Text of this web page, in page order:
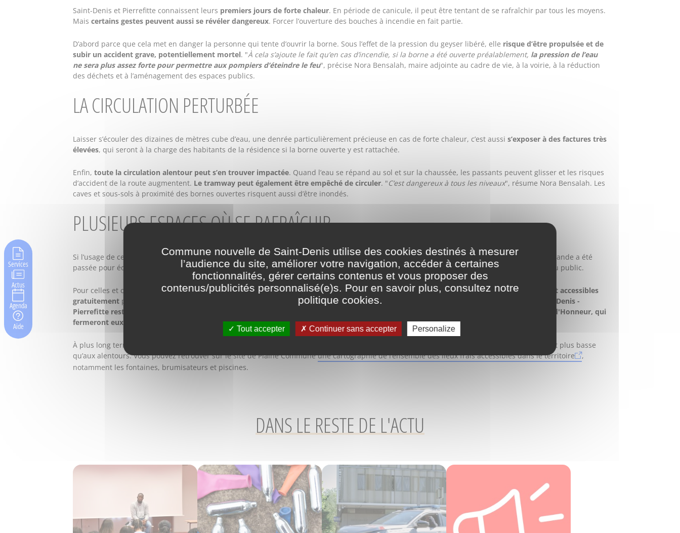
Services
Actus
Agenda
Aide
Saint-Denis et Pierrefitte connaissent leurs premiers jours de forte chaleur. En période de canicule, il peut être tentant de se rafraîchir par tous les moyens.
Mais certains gestes peuvent aussi se révéler dangereux. Forcer l’ouverture des bouches à incendie en fait partie.
D’abord parce que cela met en danger la personne qui tente d’ouvrir la borne. Sous l’effet de la pression du geyser libéré, elle risque d’être propulsée et de
subir un accident grave, potentiellement mortel. "À cela s’ajoute le fait qu’en cas d’incendie, si la borne a été ouverte préalablement, la pression de l’eau
ne sera plus assez forte pour permettre aux pompiers d’éteindre le feu", précise Nora Bensalah, maire adjointe au cadre de vie, à la voirie, à la réduction
des déchets et à l’aménagement des espaces publics.
LA CIRCULATION PERTURBÉE
Laisser s’écouler des dizaines de mètres cube d’eau, une denrée particulièrement précieuse en cas de forte chaleur, c’est aussi s’exposer à des factures très
élevées, qui seront à la charge des habitants de la résidence si la borne ouverte y est rattachée.
Enfin, toute la circulation alentour peut s’en trouver impactée. Quand l’eau se répand au sol et sur la chaussée, les passants peuvent glisser et les risques
d’accident de la route augmentent. Le tramway peut également être empêché de circuler. "C’est dangereux à tous les niveaux", résume Nora Bensalah. Les
caves et sous-sols à proximité des bornes ouvertes risquent aussi d’être inondés.
PLUSIEURS ESPACES OÙ SE RAFRAÎCHIR
Si l’usage de ces bornes doit être strictement réservé aux cas d’incendies,la Ville travaille à proposer des moyens de se rafraîchir. Une commande a été
passée pour équiper Saint-Denis – Pierrefitte ennouveaux ventilateurs, brumisateurs, climatiseursqui serviront dans les lieux accueillant du public.
Pour celles et ceux qui souhaitent se baigner,les piscines municipales La Baleine à Saint-Denis et Claire-Supiot à Pierrefitte sont ouvertes et accessibles
gratuitement pour l'ensemble des habitantes et habitants jusqu'au lundi 22 juin inclus. Sur la même période,
l'ensemble des parcs de Saint-Denis -
Pierrefitte resteront ouverts 24h/24
le parc Madeleine-Riffaud-Marcel-Cachin et le parc de la Légion-d'Honneur, qui
fermeront eux à 22 heures
À plus long terme, la municipalité souhaite
– ces zones urbaines où la température est nettement plus basse
qu’aux alentours. Vous pouvez retrouver sur le site de Plaine Communeune cartographie de l’ensemble des lieux frais accessibles dans le territoire
,
notamment les fontaines, brumisateurs et piscines.
DANS LE RESTE DE L'ACTU
Commune nouvelle de Saint-Denis utilise des cookies destinés à mesurer
l’audience du site, améliorer votre navigation, accéder à certaines
fonctionnalités, gérer certains contenus et vous proposer des
contenus/publicités personnalisé(e)s. Pour en savoir plus, consultez notre
politique cookies.
Tout accepter Continuer sans accepter Personalize